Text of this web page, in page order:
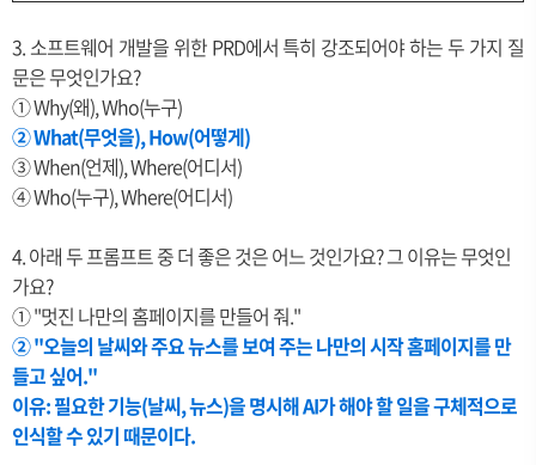
3. 소프트웨어 개발을 위한 PRD에서 특히 강조되어야 하는 두 가지 질
문은 무엇인가요?
① Why(왜), Who(누구)
② What(무엇을), How(어떻게)
③ When(언제), Where(어디서)
④ Who(누구), Where(어디서)
4. 아래 두 프롬프트 중 더 좋은 것은 어느 것인가요? 그 이유는 무엇인
가요? ⠀
① "멋진 나만의 홈페이지를 만들어 줘."
② "오늘의 날씨와 주요 뉴스를 보여 주는 나만의 시작 홈페이지를 만
들고 싶어."
이유: 필요한 기능(날씨, 뉴스)을 명시해 AI가 해야 할 일을 구체적으로
인식할 수 있기 때문이다.